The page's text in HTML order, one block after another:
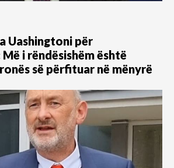
Uashingtoni për
i rëndësishëm është
së përfituar në mënyrë